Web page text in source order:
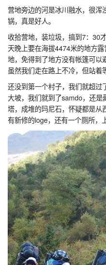
营地旁边的河是冰川融水，很
锅，真是好人。
收拾营地，装垃圾，搞到7：30
天晚上要在海拔4474米的地方
地，免得到了地方没有帐篷可以
虽然我们走在路上不冷，但站着
还没到第一个村子，我们就超
大坡，我们就到了samdo，还
塔，成堆的玛尼石，怀疑都是从
有新修的loge，还有一个厕所，